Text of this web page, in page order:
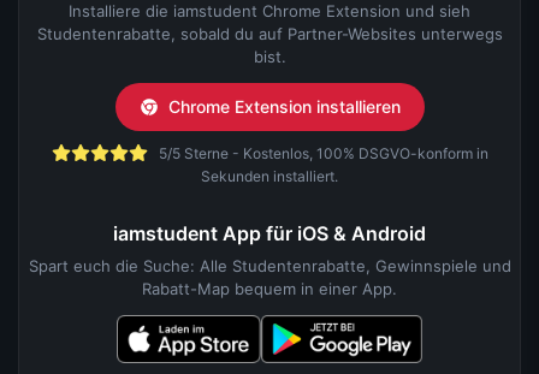
Installiere die iamstudent Chrome Extension und sieh
Studentenrabatte, sobald du auf Partner-Websites unterwegs
bist.
Chrome Extension installieren
5/5 Sterne - Kostenlos, 100% DSGVO-konform in
Sekunden installiert.
iamstudent App für iOS & Android
Spart euch die Suche: Alle Studentenrabatte, Gewinnspiele und
Rabatt-Map bequem in einer App.